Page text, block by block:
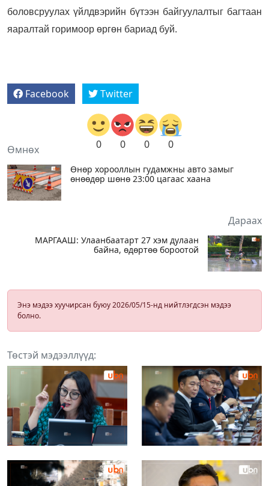
боловсруулах үйлдвэрийн бүтээн байгуулалтыг багтаан
яаралтай горимоор өргөн бариад буй.
Facebook Twitter
0 0 0 0
Өмнөх
Өнөр хорооллын гудамжны авто замыг
өнөөдөр шөнө 23:00 цагаас хаана
Дараах
МАРГААШ: Улаанбаатарт 27 хэм дулаан
байна, өдөртөө бороотой
Энэ мэдээ хуучирсан буюу 2026/05/15-нд нийтлэгдсэн мэдээ
болно.
Төстэй мэдээллүүд: